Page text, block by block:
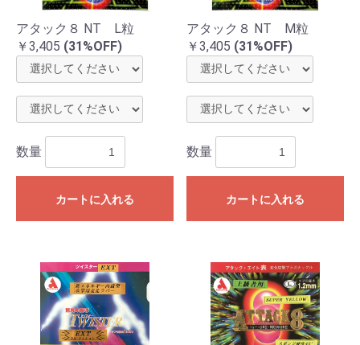
アタック８ NT L粒
￥3,405 (31%OFF)
数量
カートに入れる
アタック８ NT M粒
￥3,405 (31%OFF)
数量
カートに入れる